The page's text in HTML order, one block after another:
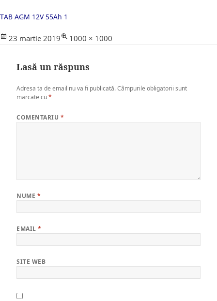
TAB AGM 12V 55Ah 1
Posted
23 martie 2019
Full
1000 × 1000
Lasă un răspuns
Adresa ta de email nu va fi publicată. Câmpurile obligatorii sunt
marcate cu*
COMENTARIU *
NUME *
EMAIL*
SITE WEB